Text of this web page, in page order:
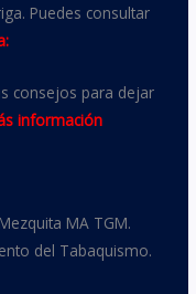
Puedes consultar
consejos para dejar
información
MA TGM.
del Tabaquismo.